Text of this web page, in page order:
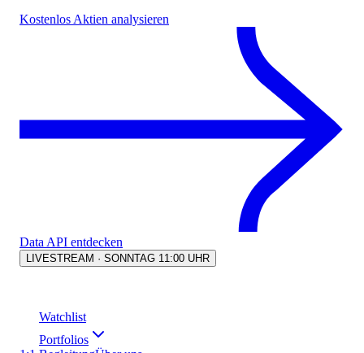
Kostenlos Aktien analysieren
Data API entdecken
LIVESTREAM · SONNTAG 11:00 UHR
Watchlist
Portfolios